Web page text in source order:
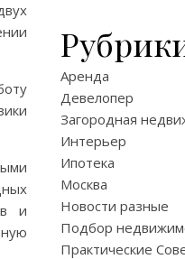
и
Аренда
Девелопер
Загородная
Интерьер
Ипотека
Москва
Новости разные
Подбор
Практические